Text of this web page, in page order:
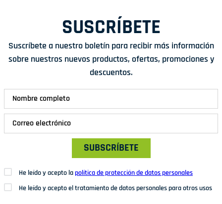
SUSCRÍBETE
Suscríbete a nuestro boletín para recibir más información
sobre nuestros nuevos productos, ofertas, promociones y
descuentos.
SUBSCRÍBETE
He leído y acepto lapolítica de protección de datos personales
He leído y acepto el tratamiento de datos personales para otros usos